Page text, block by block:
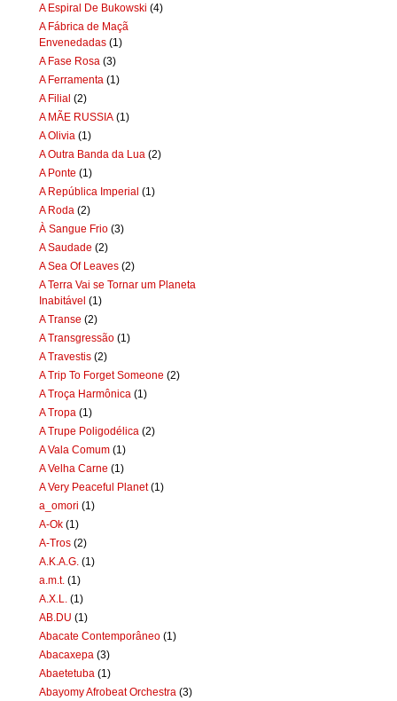
A Espiral De Bukowski (4)
A Fábrica de Maçã
Envenedadas (1)
A Fase Rosa (3)
A Ferramenta (1)
A Filial (2)
A MÃE RUSSIA (1)
A Olivia (1)
A Outra Banda da Lua (2)
A Ponte (1)
A República Imperial (1)
A Roda (2)
À Sangue Frio (3)
A Saudade (2)
A Sea Of Leaves (2)
A Terra Vai se Tornar um Planeta
Inabitável (1)
A Transe (2)
A Transgressão (1)
A Travestis (2)
A Trip To Forget Someone (2)
A Troça Harmônica (1)
A Tropa (1)
A Trupe Poligodélica (2)
A Vala Comum (1)
A Velha Carne (1)
A Very Peaceful Planet (1)
a_omori (1)
A-Ok (1)
A-Tros (2)
A.K.A.G. (1)
a.m.t. (1)
A.X.L.
(1)
AB.DU (1)
Abacate Contemporâneo (1)
Abacaxepa (3)
Abaetetuba (1)
Abayomy Afrobeat Orchestra (3)